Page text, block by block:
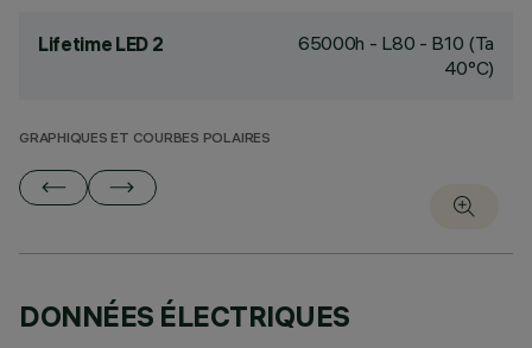
Lifetime LED 2
65000h - L80 - B10 (Ta
40°C)
GRAPHIQUES ET COURBES POLAIRES
DONNÉES ÉLECTRIQUES